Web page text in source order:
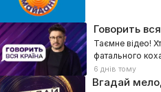
Говорить
Таємне відео!
фатального
6 днів тому
Вгадай